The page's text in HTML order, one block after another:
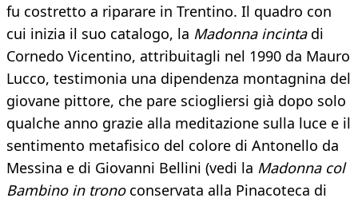
fu costretto a riparare in Trentino. Il quadro con
cui inizia il suo catalogo, la Madonna incintadi
Cornedo Vicentino, attribuitagli nel 1990 da Mauro
Lucco, testimonia una dipendenza montagnina del
giovane pittore, che pare sciogliersi già dopo solo
qualche anno grazie alla meditazione sulla luce e il
sentimento metafisico del colore di Antonello da
Messina e di Giovanni Bellini (vedi la Madonna col
Bambino in tronoconservata alla Pinacoteca di